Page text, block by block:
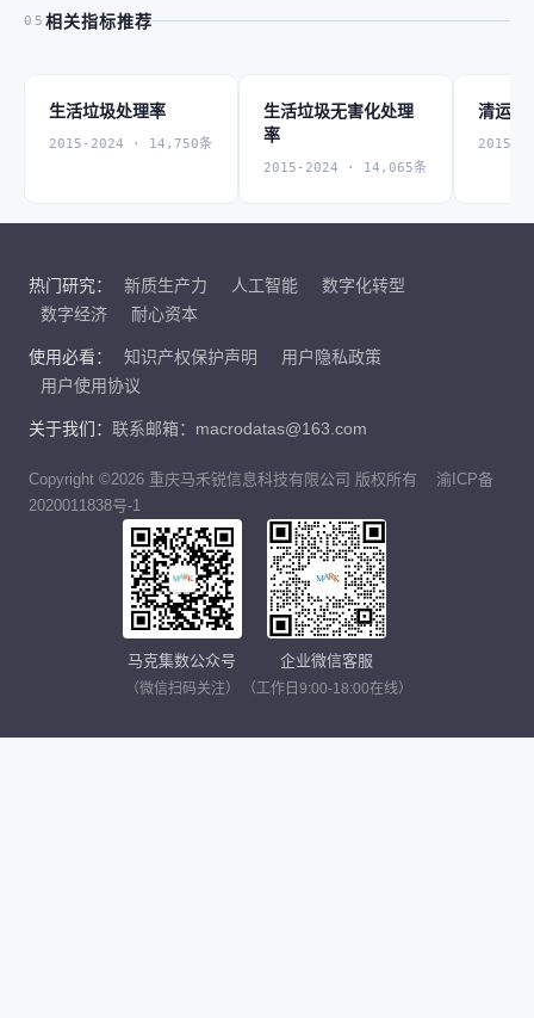
05 相关指标推荐
生活垃圾处理率
2015-2024 · 14,750条
生活垃圾无害化处理
率
2015-2024 · 14,065条
清运量
2015-
热门研究： 新质生产力 人工智能
数字化转型
数字经济
耐心资本
使用必看： 知识产权保护声明
用户隐私政策
用户使用协议
关于我们： 联系邮箱：macrodatas@163.com
Copyright ©2026 重庆马禾锐信息科技有限公司 版权所有
渝ICP备
2020011838号-1
马克集数公众号
（微信扫码关注）
企业微信客服
（工作日9:00-18:00在线）